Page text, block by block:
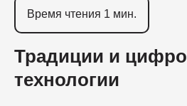
Время чтения 1 мин.
Традиции и
технологии